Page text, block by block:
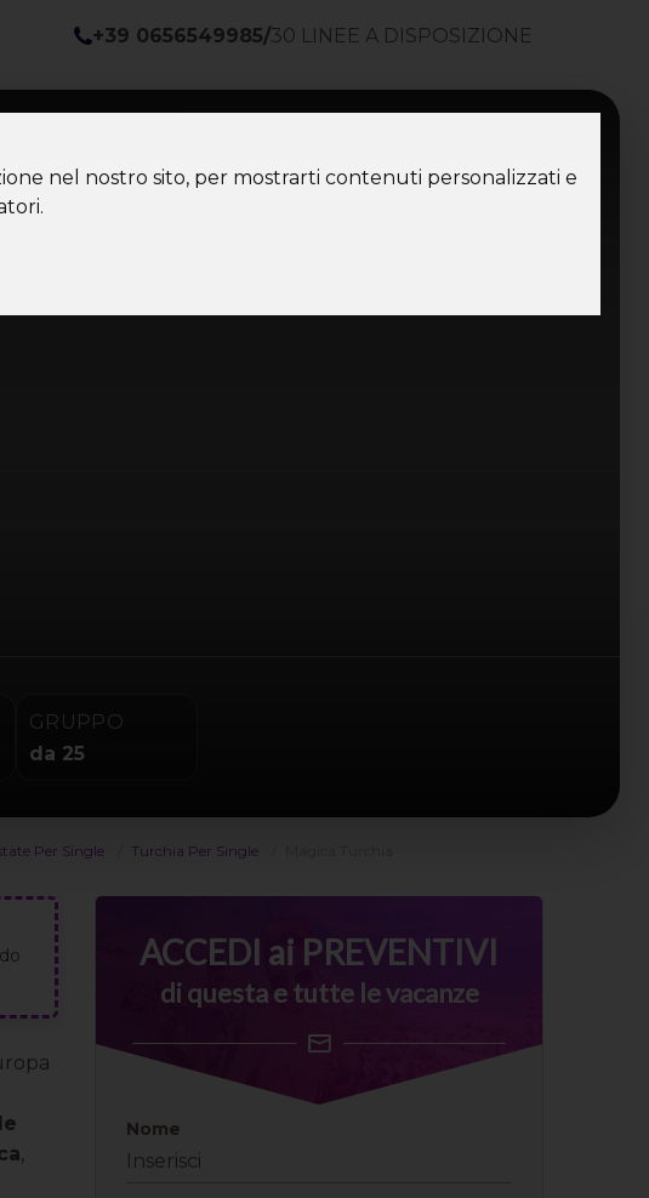
nel nostro sito, per mostrarti contenuti personalizzati e
+39 0656549985/30 LINEE A DISPOSIZIONE
GRUPPO
da 25
Per Single Turchia Per Single
ACCEDI ai PREVENTIVI
di questa e tutte le vacanze
Nome